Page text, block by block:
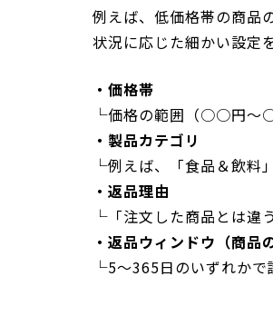
例えば、低価格帯の商品
状況に応じた細かい設定
・価格帯
└価格の範囲（○○円～
・製品カテゴリ
└例えば、「食品＆飲料
・返品理由
└「注文した商品とは違
・返品ウィンドウ（商品
└5～365日のいずれかで